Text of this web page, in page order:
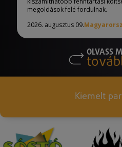
megoldások felé fordulnak.
2026. augusztus 09.
OLVASS
Kiemelt